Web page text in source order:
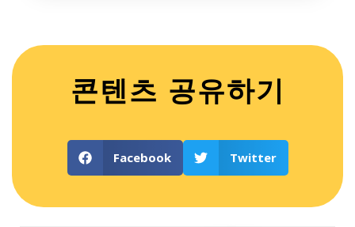
콘텐츠 공유하기
Facebook Twitter